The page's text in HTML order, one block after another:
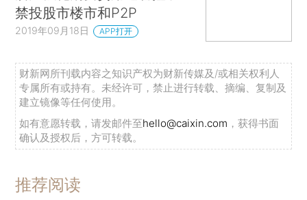
禁投股市楼市和P2P
2019年09月18日 APP打开
财新网所刊载内容之知识产权为财新传媒及/或相关权利人
专属所有或持有。未经许可，禁止进行转载、摘编、复制及
建立镜像等任何使用。
如有意愿转载，请发邮件至hello@caixin.com ，获得书面
确认及授权后，方可转载。
推荐阅读